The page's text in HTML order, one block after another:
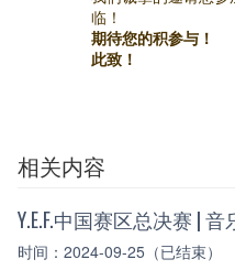
临！
期待您的积参与！
此致！
相关内容
Y.E.F.中国赛区总决赛 |
时间：2024-09-25（已结束）